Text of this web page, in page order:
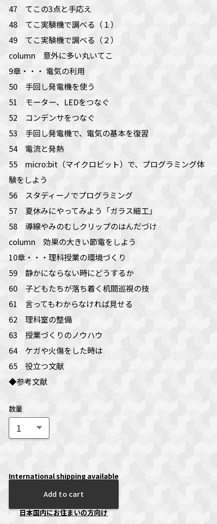
47 てこの3点と手応え
48 てこ実験機で調べる（１）
49 てこ実験機で調べる（２）
column 意外に多い丸いてこ
9章・・・ 電気の利用
50 手回し発電機を使う
51 モーター、LEDをつなぐ
52 コンデンサをつなぐ
53 手回し発電機で、電気の基本を復習
54 電流と発熱
55 micro:bit（マイクロビット）で、プログラミング体
験をしよう
56 スタディーノでプログラミング
57 夏休みにやってみよう「ガラス細工」
58 導線やみのむしクリップのはんだづけ
column 効果の大きい節電をしよう
10章・・・理科授業の環境づくり
59 静かにならない時にどうするか
60 子どもたちが落ち着く机間巡視の技
61 言ってもわからなければ見せる
62 理科室の整備
63 授業づくりのノウハウ
64 ケガや火傷をした時は
65 役立つ文献
◆参考文献
数量
International shipping available
Add to cart
日本国内にお住まいの方向け